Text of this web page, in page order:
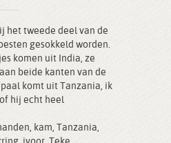
het tweede deel van de
gesokkeld worden.
komen uit India, ze
beide kanten van de
komt uit Tanzania, ik
hij echt heel
, kam, Tanzania,